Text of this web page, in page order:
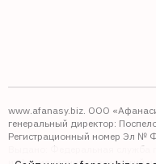
www.afanasy.biz. ООО
генеральный директор:
Регистрационный номер Эл №
Выдано: Федеральная служба